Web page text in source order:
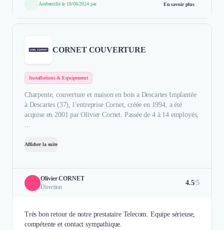
Authentifié le 18/06/2024 par En savoir plus
CORNET COUVERTURE
Installations & Equipement
Charpente, couverture et maison en bois a Descartes Implantée
à Descartes (37), l’entreprise Cornet, créée en 1994, a été
acquise en 2001 par Olivier Cornet. Passée de 4 à 14 employés,
Afficher la suite
Olivier CORNET
Direction
4.5/5
Très bon retour de notre prestataire Telecom. Equipe sérieuse,
compétente et contact sympathique.